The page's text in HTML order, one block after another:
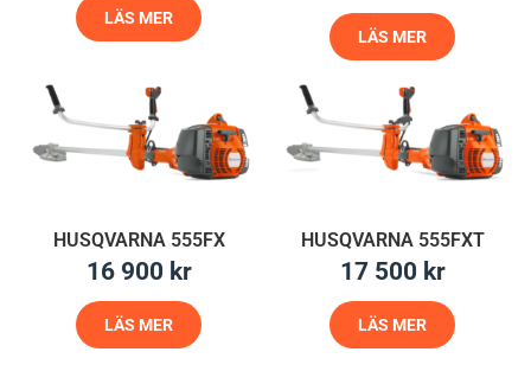
LÄS MER
LÄS MER
HUSQVARNA 555FX
16 900 kr
LÄS MER
HUSQVARNA 555FXT
17 500 kr
LÄS MER